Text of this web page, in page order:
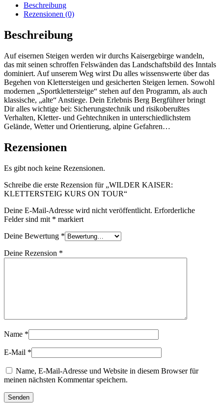
TOUR
Menge
Beschreibung
Rezensionen (0)
Beschreibung
Auf eisernen Steigen werden wir durchs Kaisergebirge wandeln,
das mit seinen schroffen Felswänden das Landschaftsbild des Inntals
dominiert. Auf unserem Weg wirst Du alles wissenswerte über das
Begehen von Klettersteigen und gesicherten Steigen lernen. Sowohl
modernen „Sportklettersteige“ stehen auf den Programm, als auch
klassische, „alte“ Anstiege. Dein Erlebnis Berg Bergführer bringt
Dir alles wichtige bei: Sicherungstechnik und risikoberußtes
Verhalten, Kletter- und Gehtechniken in unterschiedlichstem
Gelände, Wetter und Orientierung, alpine Gefahren…
Rezensionen
Es gibt noch keine Rezensionen.
Schreibe die erste Rezension für „WILDER KAISER:
KLETTERSTEIG KURS ON TOUR“
Deine E-Mail-Adresse wird nicht veröffentlicht. Erforderliche
Felder sind mit * markiert
Deine Bewertung *
Deine Rezension *
Name *
E-Mail *
Name, E-Mail-Adresse und Website in diesem Browser für
meinen nächsten Kommentar speichern.